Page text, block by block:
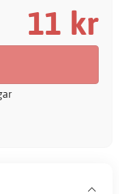
11 kr